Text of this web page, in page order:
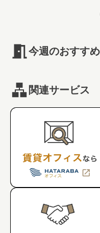
#ブラン
今週のおすす
関連サービス